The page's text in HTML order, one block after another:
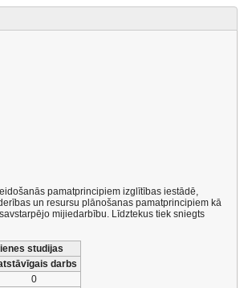
pamatprincipiem izglītības iestādē,
un resursu plānošanas pamatprincipiem kā
mijiedarbību. Līdztekus tiek sniegts
studijas
darbs
0